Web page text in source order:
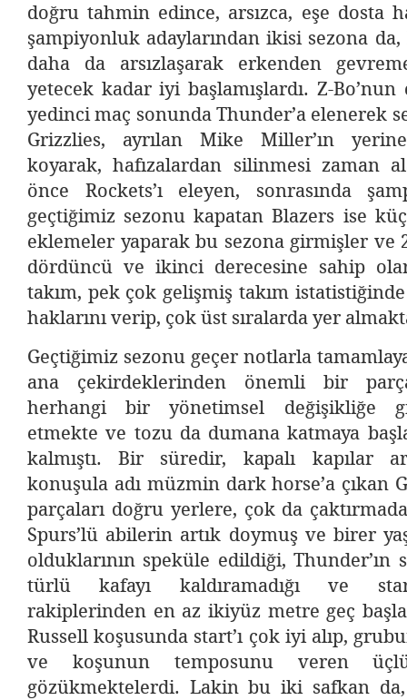
doğru tahmin edince, arsızca, eşe dosta
şampiyonluk adaylarından ikisi sezona
daha da arsızlaşarak erkenden
yetecek kadar iyi başlamışlardı. Z-
yedinci maç sonunda Thunder’a elenerek
Grizzlies, ayrılan Mike Miller’ın
koyarak, hafızalardan silinmesi zaman
önce Rockets’ı eleyen, sonrasında
geçtiğimiz sezonu kapatan Blazers ise
eklemeler yaparak bu sezona girmişler ve
dördüncü ve ikinci derecesine sahip
takım, pek çok gelişmiş takım
haklarını verip, çok üst sıralarda yer
Geçtiğimiz sezonu geçer notlarla
ana çekirdeklerinden önemli bir
herhangi bir yönetimsel değişikliğe
etmekte ve tozu da dumana katmaya
kalmıştı. Bir süredir, kapalı kapılar
konuşula adı müzmin dark horse’a çıkan
parçaları doğru yerlere, çok da
Spurs’lü abilerin artık doymuş ve birer
olduklarının speküle edildiği, Thunder’ın
türlü kafayı kaldıramadığı ve
rakiplerinden en az ikiyüz metre geç
Russell koşusunda start’ı çok iyi alıp,
ve koşunun temposunu veren
gözükmektelerdi. Lakin bu iki safkan